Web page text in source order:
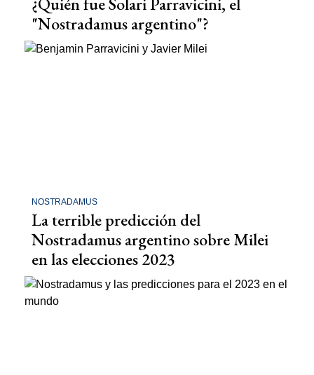
"Nostradamus argentino"?
NOSTRADAMUS
La terrible predicción del
Nostradamus argentino sobre Milei
en las elecciones 2023